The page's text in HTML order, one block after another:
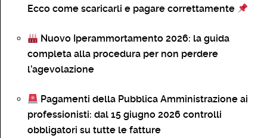
Ecco come scaricarli e pagare correttamente
Nuovo Iperammortamento 2026: la guida
completa alla procedura per non perdere
l’agevolazione
Pagamenti della Pubblica Amministrazione ai
professionisti: dal 15 giugno 2026 controlli
obbligatori su tutte le fatture